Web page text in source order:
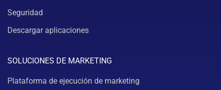
Seguridad
Descargar aplicaciones
SOLUCIONES DE MARKETING
Plataforma de ejecución de marketing